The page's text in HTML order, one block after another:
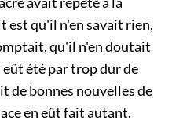
est qu'il n'en savait rien,
qu'il n'en doutait
été par trop dur de
de bonnes nouvelles de
en eût fait autant.